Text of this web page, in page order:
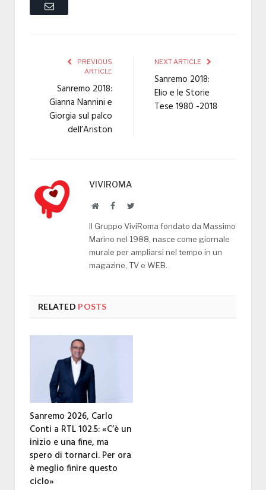
Email
PREVIOUS
ARTICLE
Sanremo 2018:
Gianna Nannini e
Giorgia sul palco
dell’Ariston
NEXT ARTICLE
Sanremo 2018:
Elio e le Storie
Tese 1980 -2018
VIVIROMA
WebsiteFacebookTwitter
Il Gruppo ViviRoma fondato da Massimo
Marino nel 1988, nasce come giornale
murale per ampliarsi nel tempo in un
magazine, TV e WEB.
RELATED POSTS
Sanremo 2026, Carlo
Conti a RTL 102.5: «C’è un
inizio e una fine, ma
spero di tornarci. Per ora
è meglio finire questo
ciclo»